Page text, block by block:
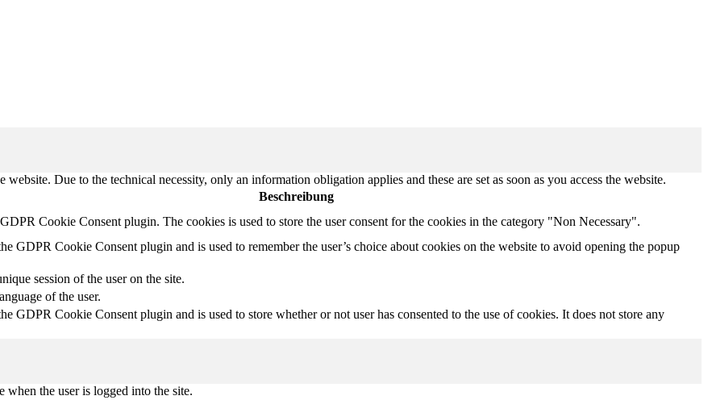
Due to the technical necessity, only an information obligation applies and these are set as soon as you access the website.
Beschreibung
Cookie Consent plugin. The cookies is used to store the user consent for the cookies in the category "Non Necessary".
GDPR Cookie Consent plugin and is used to remember the user’s choice about cookies on the website to avoid opening the popup
session of the user on the site.
of the user.
GDPR Cookie Consent plugin and is used to store whether or not user has consented to the use of cookies. It does not store any
when the user is logged into the site.